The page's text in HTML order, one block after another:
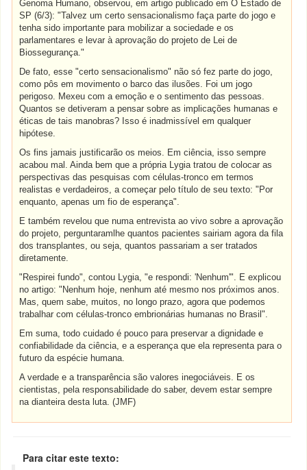
Genoma Humano, observou, em artigo publicado em O Estado de
SP (6/3): "Talvez um certo sensacionalismo faça parte do jogo e
tenha sido importante para mobilizar a sociedade e os
parlamentares e levar à aprovação do projeto de Lei de
Biossegurança."
De fato, esse "certo sensacionalismo" não só fez parte do jogo,
como pôs em movimento o barco das ilusões. Foi um jogo
perigoso. Mexeu com a emoção e o sentimento das pessoas.
Quantos se detiveram a pensar sobre as implicações humanas e
éticas de tais manobras? Isso é inadmissível em qualquer
hipótese.
Os fins jamais justificarão os meios. Em ciência, isso sempre
acabou mal. Ainda bem que a própria Lygia tratou de colocar as
perspectivas das pesquisas com células-tronco em termos
realistas e verdadeiros, a começar pelo título de seu texto: "Por
enquanto, apenas um fio de esperança".
E também revelou que numa entrevista ao vivo sobre a aprovação
do projeto, perguntaramlhe quantos pacientes sairiam agora da fila
dos transplantes, ou seja, quantos passariam a ser tratados
diretamente.
"Respirei fundo", contou Lygia, "e respondi: 'Nenhum'". E explicou
no artigo: "Nenhum hoje, nenhum até mesmo nos próximos anos.
Mas, quem sabe, muitos, no longo prazo, agora que podemos
trabalhar com células-tronco embrionárias humanas no Brasil".
Em suma, todo cuidado é pouco para preservar a dignidade e
confiabilidade da ciência, e a esperança que ela representa para o
futuro da espécie humana.
A verdade e a transparência são valores inegociáveis. E os
cientistas, pela responsabilidade do saber, devem estar sempre
na dianteira desta luta. (JMF)
Para citar este texto: